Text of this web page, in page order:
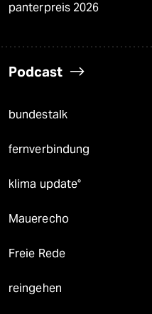
panterpreis 2026
Podcast
bundestalk
fernverbindung
klima update°
Mauerecho
Freie Rede
reingehen